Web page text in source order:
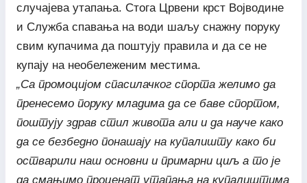
случајева утапања. Стога Црвени крст Војводине
и Служба спавања на води шаљу снажну поруку
свим купачима да поштују правила и да се не
купају на необележеним местима.
„Са промоцијом спасилачког спорта желимо да
пренесемо поруку младима да се баве спортом,
поштују здрав стил живота али и да науче како
да се безбедно понашају на купалишту како би
остварили наш основни и примарни циљ а то је
да смањимо проценат утапања на купалиштима